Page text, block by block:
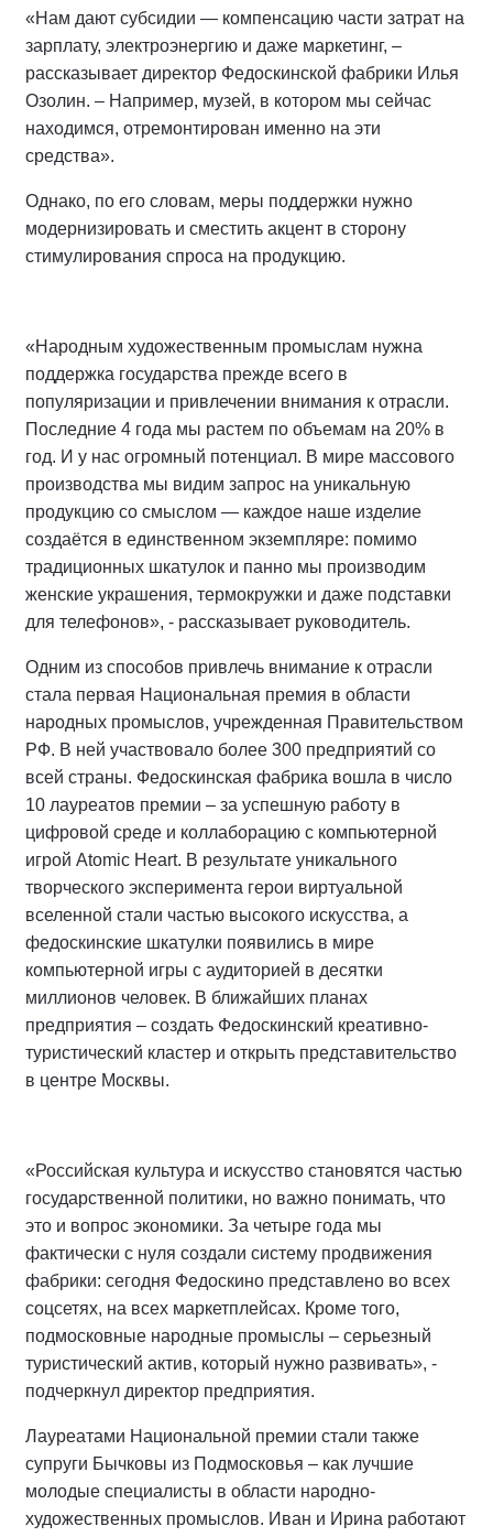
«Нам дают субсидии — компенсацию части затрат на
зарплату, электроэнергию и даже маркетинг, –
рассказывает директор Федоскинской фабрики Илья
Озолин. – Например, музей, в котором мы сейчас
находимся, отремонтирован именно на эти
средства».
Однако, по его словам, меры поддержки нужно
модернизировать и сместить акцент в сторону
стимулирования спроса на продукцию.
«Народным художественным промыслам нужна
поддержка государства прежде всего в
популяризации и привлечении внимания к отрасли.
Последние 4 года мы растем по объемам на 20% в
год. И у нас огромный потенциал. В мире массового
производства мы видим запрос на уникальную
продукцию со смыслом — каждое наше изделие
создаётся в единственном экземпляре: помимо
традиционных шкатулок и панно мы производим
женские украшения, термокружки и даже подставки
для телефонов», - рассказывает руководитель.
Одним из способов привлечь внимание к отрасли
стала первая Национальная премия в области
народных промыслов, учрежденная Правительством
РФ. В ней участвовало более 300 предприятий со
всей страны. Федоскинская фабрика вошла в число
10 лауреатов премии – за успешную работу в
цифровой среде и коллаборацию с компьютерной
игрой Atomic Heart. В результате уникального
творческого эксперимента герои виртуальной
вселенной стали частью высокого искусства, а
федоскинские шкатулки появились в мире
компьютерной игры с аудиторией в десятки
миллионов человек. В ближайших планах
предприятия – создать Федоскинский креативно-
туристический кластер и открыть представительство
в центре Москвы.
«Российская культура и искусство становятся частью
государственной политики, но важно понимать, что
это и вопрос экономики. За четыре года мы
фактически с нуля создали систему продвижения
фабрики: сегодня Федоскино представлено во всех
соцсетях, на всех маркетплейсах. Кроме того,
подмосковные народные промыслы – серьезный
туристический актив, который нужно развивать», -
подчеркнул директор предприятия.
Лауреатами Национальной премии стали также
супруги Бычковы из Подмосковья – как лучшие
молодые специалисты в области народно-
художественных промыслов. Иван и Ирина работают